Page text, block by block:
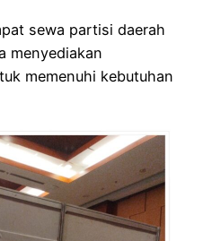
sewa partisi daerah
menyediakan
memenuhi kebutuhan